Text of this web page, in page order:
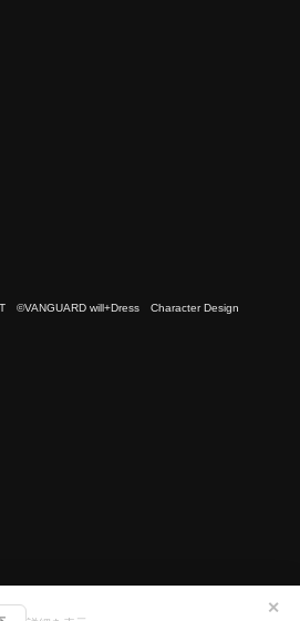
✕
©VANGUARD will+Dress Character Design